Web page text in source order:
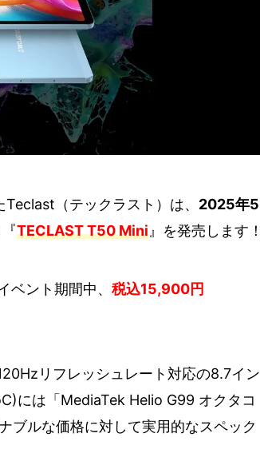
（テックラスト）は、 2025年5
TECLAST T50 Mini』を発売します！
ント期間中、 税込15,900円
リフレッシュレート対応の8.7イン
には「MediaTek Helio G99 オクタコ
ブルな価格に対して実用的なスペック